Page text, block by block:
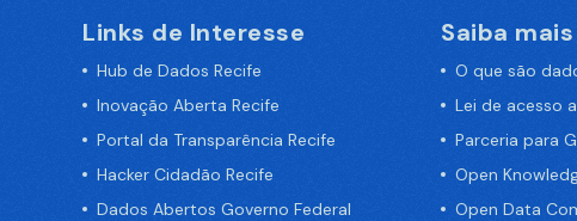
Links de Interesse
Hub de Dados Recife
Inovação Aberta Recife
Portal da Transparência Recife
Hacker Cidadão Recife
Dados Abertos Governo Federal
Saiba mais
O que são
Lei de acesso
Parceria para
Open
Open Data